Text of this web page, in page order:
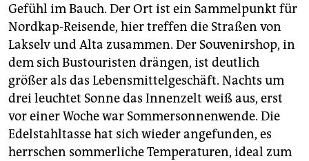
Gefühl im Bauch. Der Ort ist ein Sammelpunkt für
Nordkap-Reisende, hier treffen die Straßen von
Lakselv und Alta zusammen. Der Souvenirshop, in
dem sich Bustouristen drängen, ist deutlich
größer als das Lebensmittelgeschäft. Nachts um
drei leuchtet Sonne das Innenzelt weiß aus, erst
vor einer Woche war Sommersonnenwende. Die
Edelstahltasse hat sich wieder angefunden, es
herrschen sommerliche Temperaturen, ideal zum